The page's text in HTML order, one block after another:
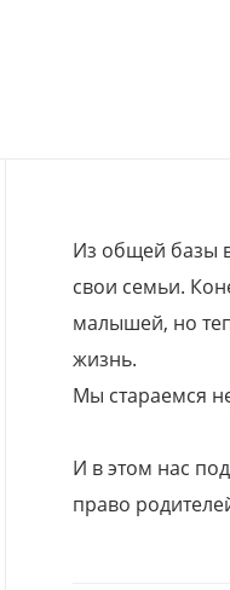
Из общей базы
свои семьи.
малышей, но
жизнь.
Мы стараемся
И в этом нас
право